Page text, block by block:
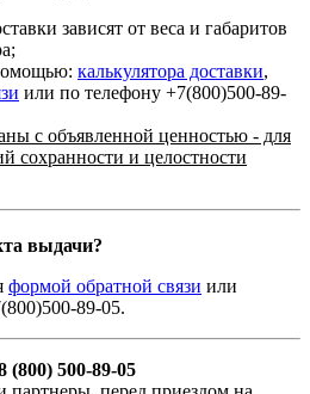
зависят от веса и габаритов
калькулятора доставки,
или по телефону +7(800)500-89-
с объявленной ценностью - для
сохранности и целостности
выдачи?
формой обратной связи или
89-05.
500-89-05